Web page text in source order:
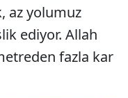
az yolumuz
ediyor. Allah
fazla kar